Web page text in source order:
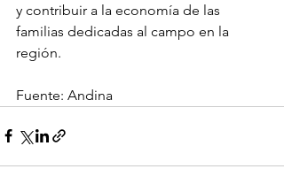
y contribuir a la economía de las
familias dedicadas al campo en la
región.
Fuente: Andina